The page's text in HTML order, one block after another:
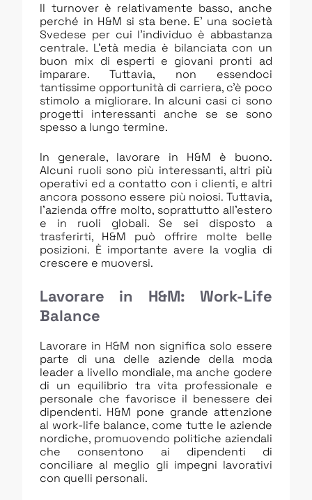
Il turnover è relativamente basso, anche
perché in H&M si sta bene. E’ una società
Svedese per cui l’individuo è abbastanza
centrale. L’età media è bilanciata con un
buon mix di esperti e giovani pronti ad
imparare. Tuttavia, non essendoci
tantissime opportunità di carriera, c’è poco
stimolo a migliorare. In alcuni casi ci sono
progetti interessanti anche se se sono
spesso a lungo termine.
In generale, lavorare in H&M è buono.
Alcuni ruoli sono più interessanti, altri più
operativi ed a contatto con i clienti, e altri
ancora possono essere più noiosi. Tuttavia,
l’azienda offre molto, soprattutto all’estero
e in ruoli globali. Se sei disposto a
trasferirti, H&M può offrire molte belle
posizioni. È importante avere la voglia di
crescere e muoversi.
Lavorare in H&M: Work-Life
Balance
Lavorare in H&M non significa solo essere
parte di una delle aziende della moda
leader a livello mondiale, ma anche godere
di un equilibrio tra vita professionale e
personale che favorisce il benessere dei
dipendenti. H&M pone grande attenzione
al work-life balance, come tutte le aziende
nordiche, promuovendo politiche aziendali
che consentono ai dipendenti di
conciliare al meglio gli impegni lavorativi
con quelli personali.